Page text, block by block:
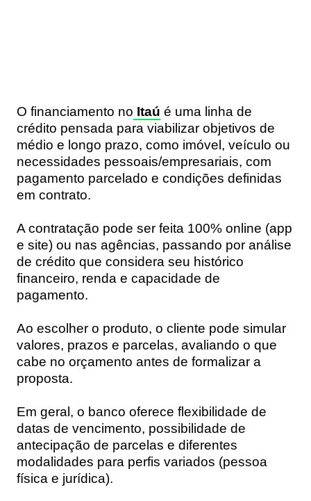
O financiamento no Itaú é uma linha de
crédito pensada para viabilizar objetivos de
médio e longo prazo, como imóvel, veículo ou
necessidades pessoais/empresariais, com
pagamento parcelado e condições definidas
em contrato.
A contratação pode ser feita 100% online (app
e site) ou nas agências, passando por análise
de crédito que considera seu histórico
financeiro, renda e capacidade de
pagamento.
Ao escolher o produto, o cliente pode simular
valores, prazos e parcelas, avaliando o que
cabe no orçamento antes de formalizar a
proposta.
Em geral, o banco oferece flexibilidade de
datas de vencimento, possibilidade de
antecipação de parcelas e diferentes
modalidades para perfis variados (pessoa
física e jurídica).